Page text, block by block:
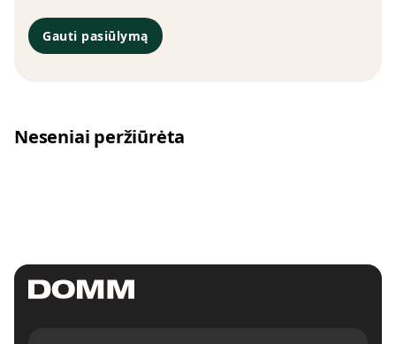
Gauti pasiūlymą
Neseniai peržiūrėta